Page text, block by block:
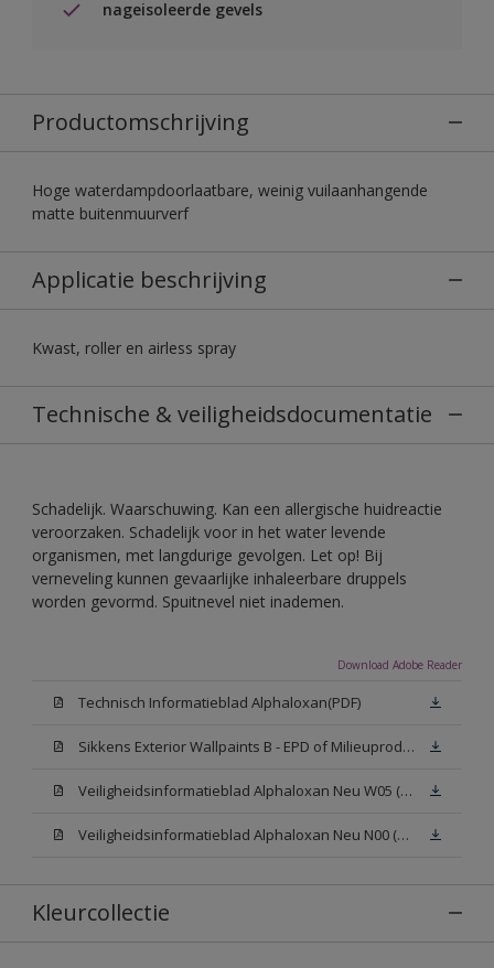
nageisoleerde gevels
Productomschrijving
Hoge waterdampdoorlaatbare, weinig vuilaanhangende
matte buitenmuurverf
Applicatie beschrijving
Kwast, roller en airless spray
Technische & veiligheidsdocumentatie
Schadelijk. Waarschuwing. Kan een allergische huidreactie
veroorzaken. Schadelijk voor in het water levende
organismen, met langdurige gevolgen. Let op! Bij
verneveling kunnen gevaarlijke inhaleerbare druppels
worden gevormd. Spuitnevel niet inademen.
Download Adobe Reader
Technisch Informatieblad Alphaloxan(PDF)
Sikkens Exterior Wallpaints B - EPD of Milieuproductverklaring
Veiligheidsinformatieblad Alphaloxan Neu W05 (MSDS)
Veiligheidsinformatieblad Alphaloxan Neu N00 (MSDS)
Kleurcollectie